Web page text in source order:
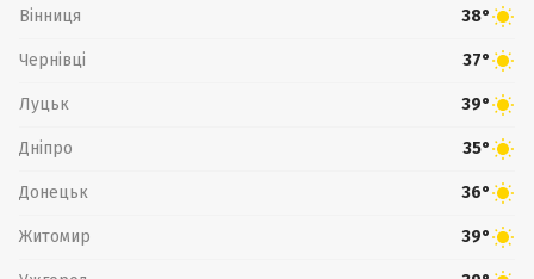
Вінниця 38°
Чернівці 37°
Луцьк 39°
Дніпро 35°
Донецьк 36°
Житомир 39°